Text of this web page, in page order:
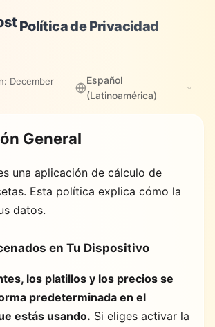
Política de Privacidad
December
Español
(Latinoamérica)
General
una aplicación de cálculo de
Esta política explica cómo la
datos.
en Tu Dispositivo
los platillos y los precios se
predeterminada en el
estás usando. Si eliges activar la